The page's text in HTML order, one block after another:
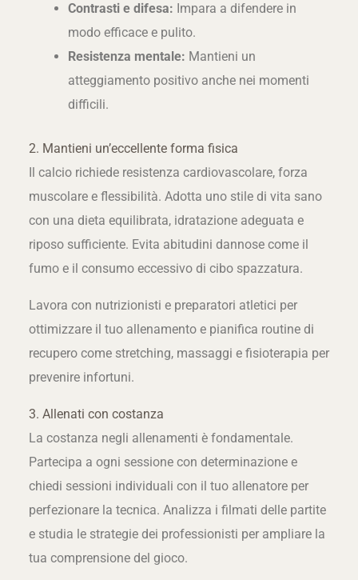
Contrasti e difesa: Impara a difendere in
modo efficace e pulito.
Resistenza mentale: Mantieni un
atteggiamento positivo anche nei momenti
difficili.
2. Mantieni un’eccellente forma fisica
Il calcio richiede resistenza cardiovascolare, forza
muscolare e flessibilità. Adotta uno stile di vita sano
con una dieta equilibrata, idratazione adeguata e
riposo sufficiente. Evita abitudini dannose come il
fumo e il consumo eccessivo di cibo spazzatura.
Lavora con nutrizionisti e preparatori atletici per
ottimizzare il tuo allenamento e pianifica routine di
recupero come stretching, massaggi e fisioterapia per
prevenire infortuni.
3. Allenati con costanza
La costanza negli allenamenti è fondamentale.
Partecipa a ogni sessione con determinazione e
chiedi sessioni individuali con il tuo allenatore per
perfezionare la tecnica. Analizza i filmati delle partite
e studia le strategie dei professionisti per ampliare la
tua comprensione del gioco.